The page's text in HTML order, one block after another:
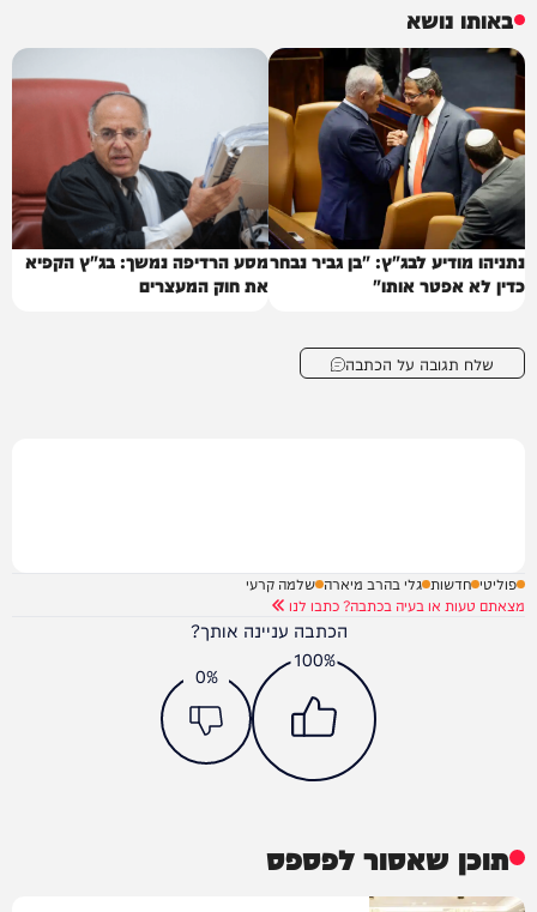
באותו נושא
נתניהו מודיע לבג"ץ: "בן גביר נבחר
כדין לא אפטר אותו"
מסע הרדיפה נמשך: בג"ץ הקפיא
את חוק המעצרים
שלח תגובה על הכתבה
פוליטי חדשות גלי בהרב מיארה שלמה קרעי
מצאתם טעות או בעיה בכתבה? כתבו לנו
הכתבה עניינה אותך?
100%
0%
תוכן שאסור לפספס